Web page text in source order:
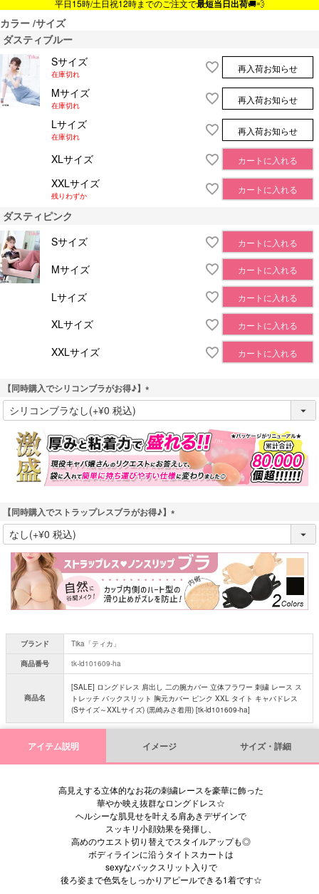
平日15時/土日祝12時までのご注文で最短当日出荷🚚💨
カラー サイズ
ダスティブルー
Sサイズ
在庫切れ
再入荷お知らせ
Mサイズ
在庫切れ
再入荷お知らせ
Lサイズ
在庫切れ
再入荷お知らせ
XLサイズ カートに入れる
XXLサイズ
残りわずか
カートに入れる
ダスティピンク
Sサイズ
カートに入れる
Mサイズ カートに入れる
Lサイズ カートに入れる
XLサイズ カートに入れる
XXLサイズ カートに入れる
【同時購入でシリコンブラがお得♪】
(
必
須
)
【同時購入でストラップレスブラがお得♪】
(
必
須
)
ブランド
Tika「ティカ」
商品番号
tk-ld101609-ha
商品名
[SALE] ロングドレス 肩出し 二の腕カバー 立体フラワー 刺繍 レース ス
トレッチ バックスリット 胸元カバー ピンク XXL タイト キャバドレス
(Sサイズ～XXLサイズ) (黒崎みさ着用) [tk-ld101609-ha]
アイテム説明 イメージ サイズ・詳細
高見えする立体的なお花の刺繍レースを豪華に飾った
華やか映え抜群なロングドレス☆
ヘルシーな肌見せを叶える肩あきデザインで
スッキリ小顔効果を発揮し、
高めのウエスト切り替えでスタイルアップも◎
ボディラインに沿うタイトスカートは
sexyなバックスリット入りで
後ろ姿まで色気をしっかりアピールできる1着です☆